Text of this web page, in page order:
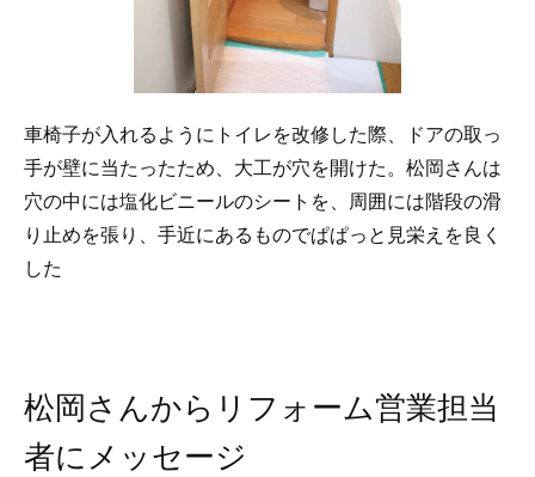
車椅子が入れるようにトイレを改修した際、ドアの取っ
手が壁に当たったため、大工が穴を開けた。松岡さんは
穴の中には塩化ビニールのシートを、周囲には階段の滑
り止めを張り、手近にあるものでぱぱっと見栄えを良く
した
松岡さんからリフォーム営業担当
者にメッセージ